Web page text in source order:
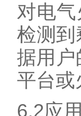
对电
检测
据用户
平台或
6.2应